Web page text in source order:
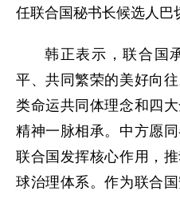
任联合国秘书长候选人巴
韩正表示，联合国
平、共同繁荣的美好向
类命运共同体理念和四
精神一脉相承。中方愿
联合国发挥核心作用，
球治理体系。作为联合